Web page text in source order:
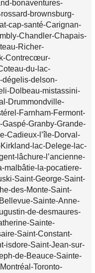
bonaventures-
brownsburg-
cap-santé-Carignan-
Chandler-Chapais-
Richer-
Contrecœur-
du-lac-
delson-
Dolbeau-mistassini-
Drummondville-
Farnham-Fermont-
Granby-Grande-
Cadieux-l’île-Dorval-
lac-Delege-lac-
lâchure-l’ancienne-
malbâtie-la-pocatiere-
Saint-George-Saint-
des-Monte-Saint-
Sainte-Anne-
de-desmaures-
Sainte-
Saint-Constant-
isdore-Saint-Jean-sur-
de-Beauce-Sainte-
Toronto-